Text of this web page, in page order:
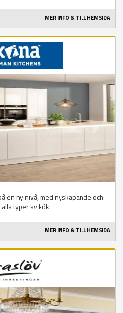
MER INFO & TILL HEMSIDA
en ny nivå, med nyskapande och
typer av kök.
MER INFO & TILL HEMSIDA